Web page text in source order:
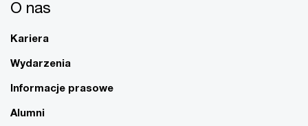
O nas
Kariera
Wydarzenia
Informacje prasowe
Alumni